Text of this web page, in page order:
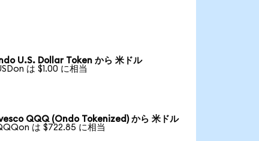
U.S. Dollar Token から 米ドル
は $1.00 に相当
QQQ (Ondo Tokenized) から 米ドル
は $722.85 に相当